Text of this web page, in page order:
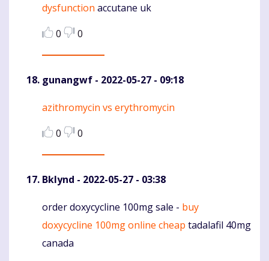
dysfunction accutane uk
0
0
gunangwf - 2022-05-27 - 09:18
Komentaras
azithromycin vs erythromycin
0
0
Bklynd - 2022-05-27 - 03:38
Komentaras
order doxycycline 100mg sale - buy
doxycycline 100mg online cheap tadalafil 40mg
canada